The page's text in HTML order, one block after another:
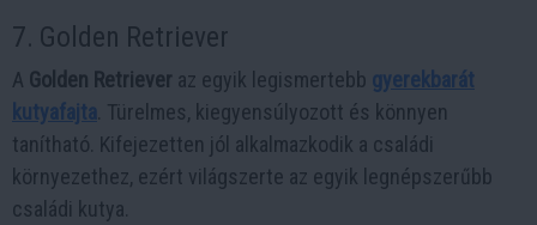
7. Golden Retriever
A Golden Retriever az egyik legismertebb gyerekbarát
kutyafajta . Türelmes, kiegyensúlyozott és könnyen
tanítható. Kifejezetten jól alkalmazkodik a családi
környezethez, ezért világszerte az egyik legnépszerűbb
családi kutya.